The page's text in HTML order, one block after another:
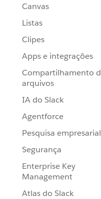
Canvas
Listas
Clipes
Apps e integrações
Compartilhamento
arquivos
IA do Slack
Agentforce
Pesquisa empresarial
Segurança
Enterprise Key
Management
Atlas do Slack